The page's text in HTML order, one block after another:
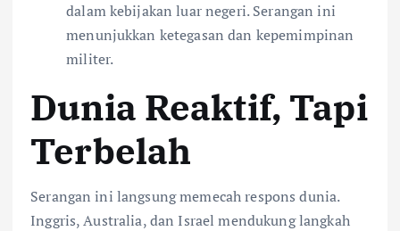
dalam kebijakan luar negeri. Serangan ini
menunjukkan ketegasan dan kepemimpinan
militer.
Dunia Reaktif, Tapi
Terbelah
Serangan ini langsung memecah respons dunia.
Inggris, Australia, dan Israel mendukung langkah